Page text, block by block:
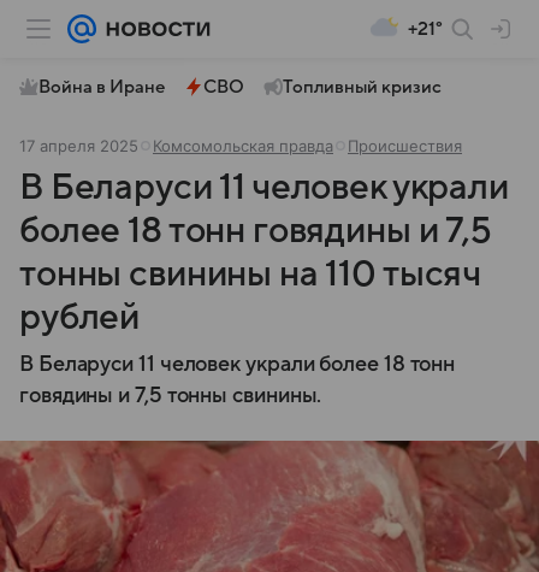
+21°
Война в Иране СВО Топливный кризис
17 апреля 2025 Комсомольская правда Происшествия
В Беларуси 11 человек украли
более 18 тонн говядины и 7,5
тонны свинины на 110 тысяч
рублей
В Беларуси 11 человек украли более 18 тонн
говядины и 7,5 тонны свинины.